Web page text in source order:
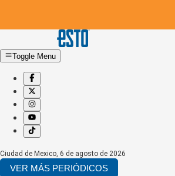
Toggle Menu
Ciudad de Mexico, 6 de agosto de 2026
VER MÁS PERIÓDICOS